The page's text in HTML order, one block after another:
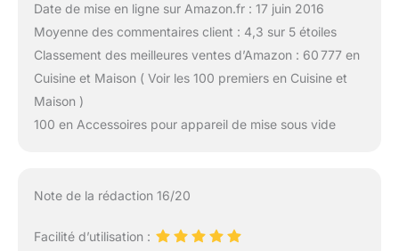
Date de mise en ligne sur Amazon.fr : 17 juin 2016
Moyenne des commentaires client : 4,3 sur 5 étoiles
Classement des meilleures ventes d’Amazon : 60 777 en
Cuisine et Maison ( Voir les 100 premiers en Cuisine et
Maison )
100 en Accessoires pour appareil de mise sous vide
Note de la rédaction 16/20
Facilité d’utilisation :